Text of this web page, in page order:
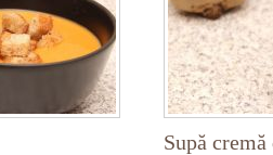
Supă